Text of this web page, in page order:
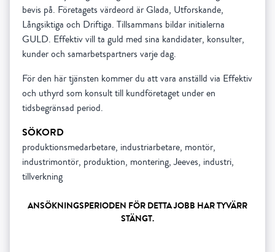
bevis på. Företagets värdeord är Glada, Utforskande,
Långsiktiga och Driftiga. Tillsammans bildar initialerna
GULD. Effektiv vill ta guld med sina kandidater, konsulter,
kunder och samarbetspartners varje dag.
För den här tjänsten kommer du att vara anställd via Effektiv
och uthyrd som konsult till kundföretaget under en
tidsbegränsad period.
SÖKORD
produktionsmedarbetare, industriarbetare, montör,
industrimontör, produktion, montering, Jeeves, industri,
tillverkning
ANSÖKNINGSPERIODEN FÖR DETTA JOBB HAR TYVÄRR
STÄNGT.